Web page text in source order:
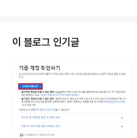
라서 한 번 크롤링을 위한 bs4 라이브러리
썬 예제가 있다고 가정해 보도록 하겠습니
코드를 구동시키면 bs4 라이브러리를
ogle) 메인 페이지에 존재하는 모든 태그
크롤링하여 출력하게 됩니다. import
om bs..
이 블로그 인기글